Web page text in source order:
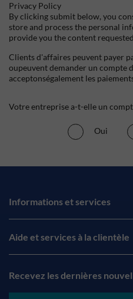
Privacy Policy
By clicking submit below, you
store and process the personal
provide you the content
Clients d'affaires peuvent payer
oupeuvent demander un compte
acceptonségalement les
Votre entreprise a-t-elle un
Oui
Informations et services
Aide et services à la clientèle
Recevez les dernières